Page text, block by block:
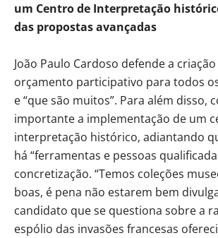
um Centro de Interpretação
das propostas avançadas
João Paulo Cardoso defende a
orçamento participativo para todos
e “que são muitos”. Para além disso,
importante a implementação de um
interpretação histórico, adiantando
há “ferramentas e pessoas
concretização. “Temos coleções
boas, é pena não estarem bem
candidato que se questiona sobre a
espólio das invasões francesas